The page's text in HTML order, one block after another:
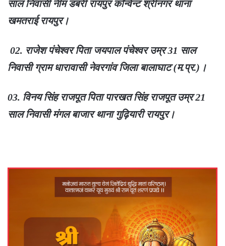
साल निवासी नीम डबरी रायपुर कॉन्वेन्ट श्रीनगर थाना
खमतराई रायपुर।
02. राजेश पंचेश्वर पिता जयपाल पंचेश्वर उम्र 31 साल
निवासी ग्राम धारावासी नेवरगांव जिला बालाघाट (म.प्र.)।
03. विनय सिंह राजपूत पिता पारखत सिंह राजपूत उम्र 21
साल निवासी मंगल बाजार थाना गुढ़ियारी रायपुर।